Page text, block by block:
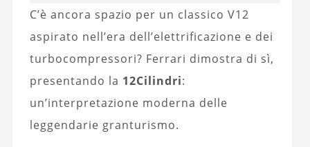
C’è ancora spazio per un classico V12
aspirato nell’era dell’elettrificazione e dei
turbocompressori? Ferrari dimostra di sì,
presentando la 12Cilindri:
un’interpretazione moderna delle
leggendarie granturismo.